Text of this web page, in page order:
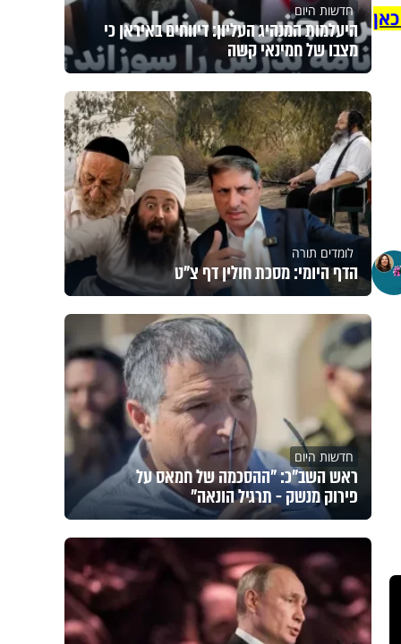
חדשות היום
היעלמות המנהיג העליון: דיווחים באיראן כי
מצבו של חמינאי קשה
לומדים תורה
הדף היומי: מסכת חולין דף צ"ט
חדשות היום
ראש השב"כ: "ההסכמה של חמאס על
פירוק מנשק - תרגיל הונאה"